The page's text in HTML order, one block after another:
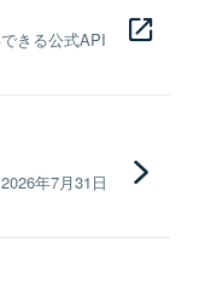
きる公式API
年7月31日